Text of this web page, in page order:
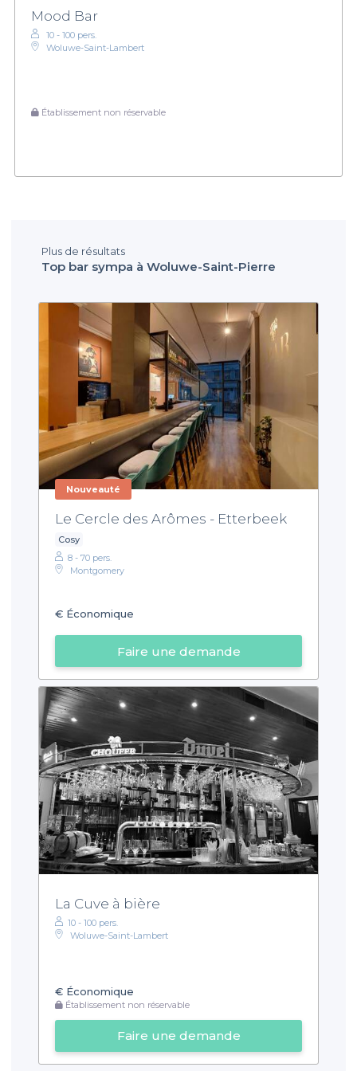
Mood Bar
10 - 100 pers.
Woluwe-Saint-Lambert
Établissement non réservable
Plus de résultats
Top bar sympa à Woluwe-Saint-Pierre
Nouveauté
Le Cercle des Arômes - Etterbeek
Cosy
8 - 70 pers.
Montgomery
€ Économique
Faire une demande
La Cuve à bière
10 - 100 pers.
Woluwe-Saint-Lambert
€ Économique
Établissement non réservable
Faire une demande